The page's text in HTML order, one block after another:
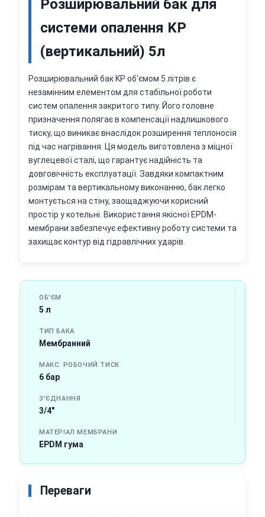
Розширювальний бак для
системи опалення KP
(вертикальний) 5л
Розширювальний бак KP об'ємом 5 літрів є
незамінним елементом для стабільної роботи
систем опалення закритого типу. Його головне
призначення полягає в компенсації надлишкового
тиску, що виникає внаслідок розширення теплоносія
під час нагрівання. Ця модель виготовлена з міцної
вуглецевої сталі, що гарантує надійність та
довговічність експлуатації. Завдяки компактним
розмірам та вертикальному виконанню, бак легко
монтується на стіну, заощаджуючи корисний
простір у котельні. Використання якісної EPDM-
мембрани забезпечує ефективну роботу системи та
захищає контур від гідравлічних ударів.
ОБ'ЄМ
5 л
ТИП БАКА
Мембранний
МАКС. РОБОЧИЙ ТИСК
6 бар
З'ЄДНАННЯ
3/4"
МАТЕРІАЛ МЕМБРАНИ
EPDM гума
Переваги